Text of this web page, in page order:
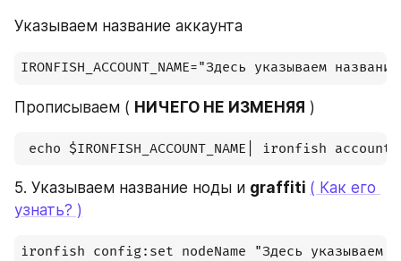
Указываем название аккаунта
IRONFISH_ACCOUNT_NAME="Здесь указываем
Прописываем ( НИЧЕГО НЕ ИЗМЕНЯЯ )
echo $IRONFISH_ACCOUNT_NAME| ironfish
5. Указываем название ноды и graffiti ( Как его
узнать? )
ironfish config:set nodeName "Здесь указываем